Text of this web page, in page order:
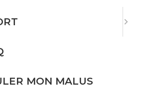
autour de Sausheim, en plein
proche de la frontière
et demande un réel
les meilleures offres. En tant
Sausheim, nous ciblons
d'
MON MALUS